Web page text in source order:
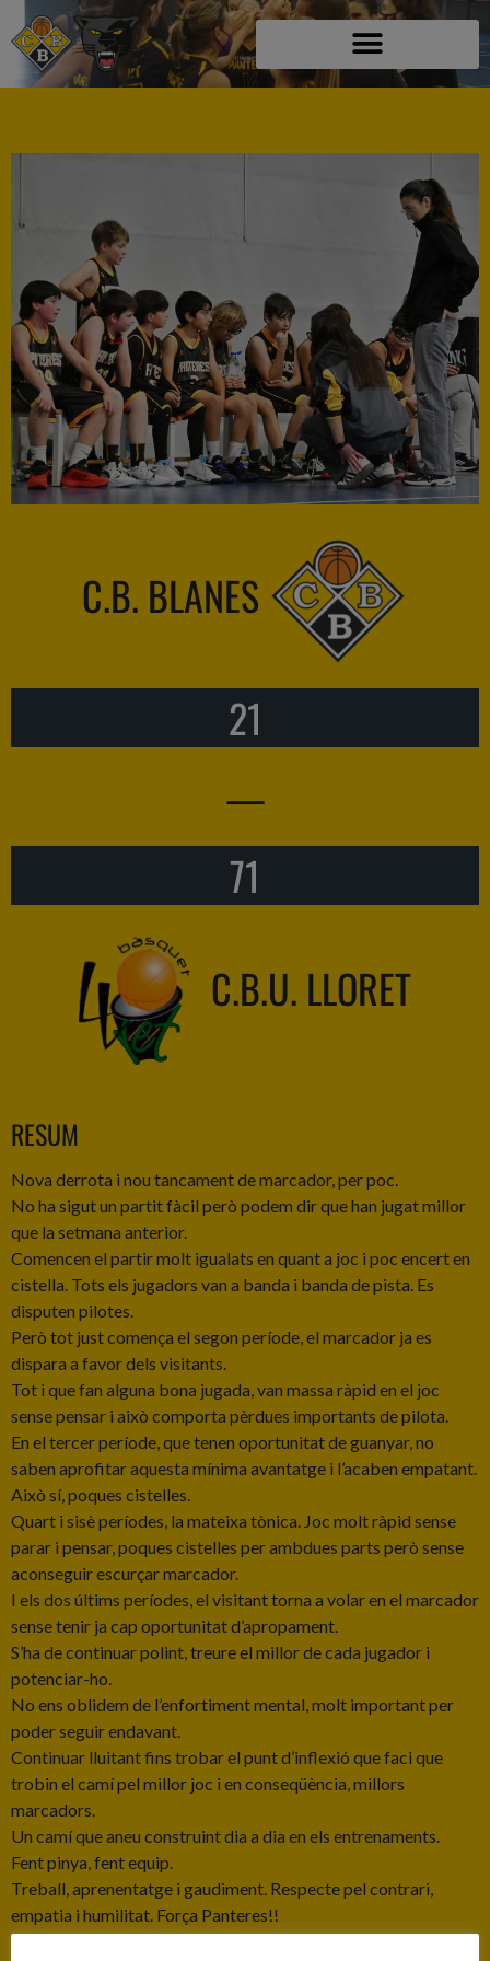
C.B. BLANES
21
—
71
C.B.U. LLORET
RESUM
Nova derrota i nou tancament de marcador, per poc.
No ha sigut un partit fàcil però podem dir que han jugat millor
que la setmana anterior.
Comencen el partir molt igualats en quant a joc i poc encert en
cistella. Tots els jugadors van a banda i banda de pista. Es
disputen pilotes.
Però tot just comença el segon període, el marcador ja es
dispara a favor dels visitants.
Tot i que fan alguna bona jugada, van massa ràpid en el joc
sense pensar i això comporta pèrdues importants de pilota.
En el tercer període, que tenen oportunitat de guanyar, no
saben aprofitar aquesta mínima avantatge i l’acaben empatant.
Això sí, poques cistelles.
Quart i sisè períodes, la mateixa tònica. Joc molt ràpid sense
parar i pensar, poques cistelles per ambdues parts però sense
aconseguir escurçar marcador.
I els dos últims períodes, el visitant torna a volar en el marcador
sense tenir ja cap oportunitat d’apropament.
S’ha de continuar polint, treure el millor de cada jugador i
potenciar-ho.
No ens oblidem de l’enfortiment mental, molt important per
poder seguir endavant.
Continuar lluitant fins trobar el punt d’inflexió que faci que
trobin el camí pel millor joc i en conseqüència, millors
marcadors.
Un camí que aneu construint dia a dia en els entrenaments.
Fent pinya, fent equip.
Treball, aprenentatge i gaudiment. Respecte pel contrari,
empatia i humilitat. Força Panteres!!
#JuguemPerCréixer